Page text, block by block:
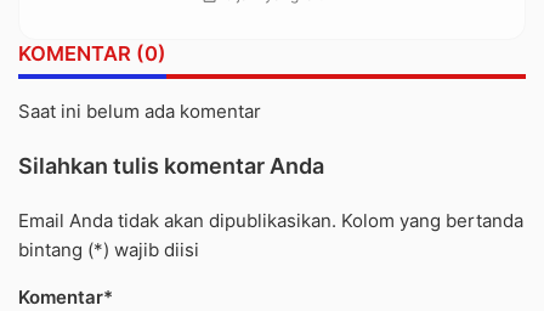
KOMENTAR (0)
Saat ini belum ada komentar
Silahkan tulis komentar Anda
Email Anda tidak akan dipublikasikan. Kolom yang bertanda
bintang (*) wajib diisi
Komentar*